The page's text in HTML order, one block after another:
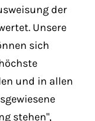
der
Unsere
sich
und in allen
stehen",